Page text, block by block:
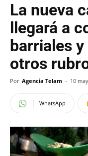
La nueva
llegará a
barriales y
otros
Por Agencia Telam - 10
WhatsApp